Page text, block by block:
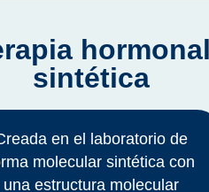
hormonal
sintética
en el laboratorio de
molecular sintética con
una estructura molecular